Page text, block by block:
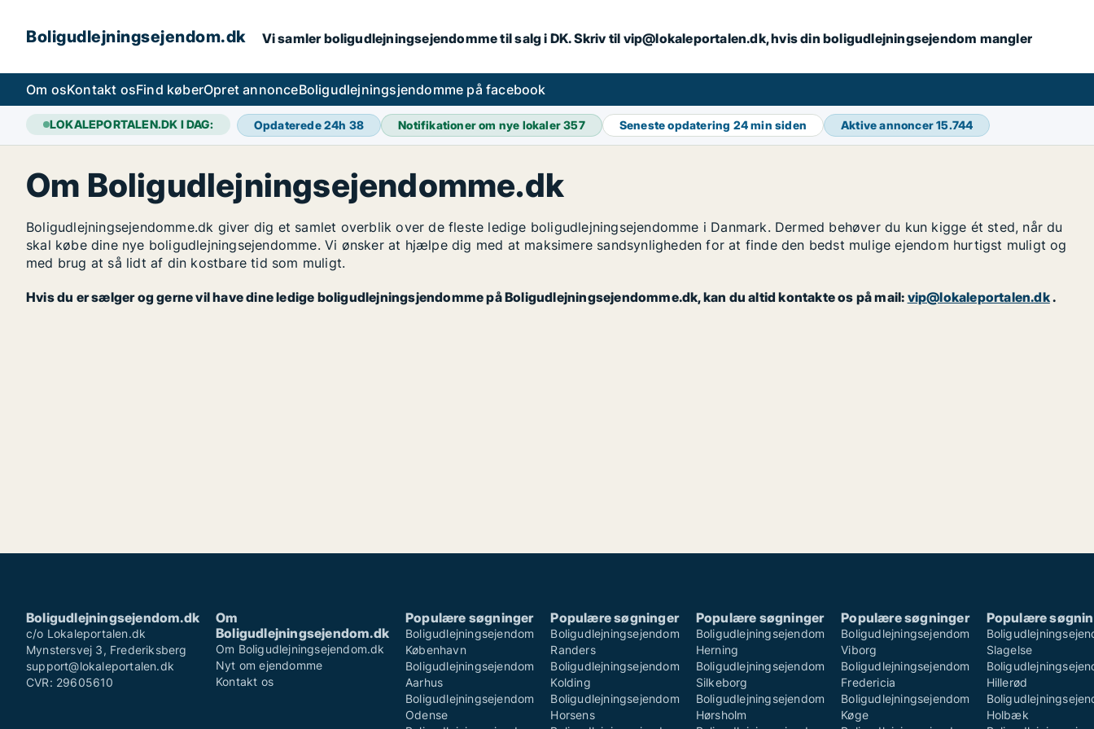
Boligudlejningsejendom.dk Vi samler boligudlejningsejendomme til salg i DK. Skriv til vip@lokaleportalen.dk, hvis din boligudlejningsejendom mangler
Om osKontakt osFind køberOpret annonceBoligudlejningsjendomme på facebook
LOKALEPORTALEN.DK I DAG: Opdaterede 24h 38 Notifikationer om nye lokaler357 Seneste opdatering 24 min siden Aktive annoncer15.744
Om Boligudlejningsejendomme.dk
Boligudlejningsejendomme.dk giver dig et samlet overblik over de fleste ledige boligudlejningsejendomme i Danmark. Dermed behøver du kun kigge ét sted, når du
skal købe dine nye boligudlejningsejendomme. Vi ønsker at hjælpe dig med at maksimere sandsynligheden for at finde den bedst mulige ejendom hurtigst muligt og
med brug at så lidt af din kostbare tid som muligt.
Hvis du er sælger og gerne vil have dine ledige boligudlejningsjendomme på Boligudlejningsejendomme.dk, kan du altid kontakte os på mail: vip@lokaleportalen.dk.
Boligudlejningsejendom.dk
c/o Lokaleportalen.dk
Mynstersvej 3, Frederiksberg
support@lokaleportalen.dk
CVR: 29605610
Om
Boligudlejningsejendom.dk
Om Boligudlejningsejendom.dk
Nyt om ejendomme
Kontakt os
Populære søgninger
Boligudlejningsejendom
København
Boligudlejningsejendom
Aarhus
Boligudlejningsejendom
Odense
Populære søgninger
Boligudlejningsejendom
Randers
Boligudlejningsejendom
Kolding
Boligudlejningsejendom
Horsens
Populære søgninger
Boligudlejningsejendom
Herning
Boligudlejningsejendom
Silkeborg
Boligudlejningsejendom
Hørsholm
Populære søgninger
Boligudlejningsejendom
Viborg
Boligudlejningsejendom
Fredericia
Boligudlejningsejendom
Køge
Populære
Slagelse
Hillerød
Holbæk